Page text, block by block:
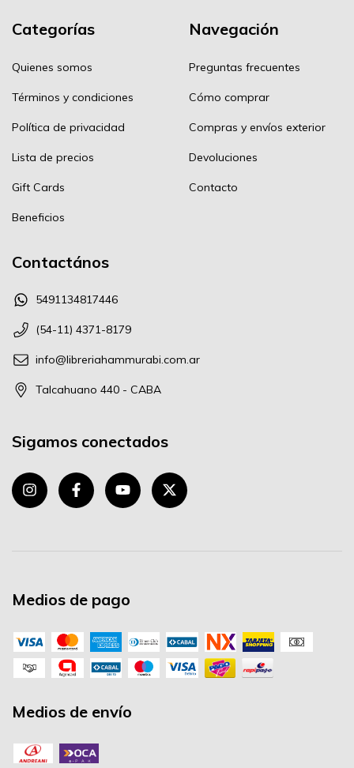
Categorías
Quienes somos
Términos y condiciones
Política de privacidad
Lista de precios
Gift Cards
Beneficios
Navegación
Preguntas frecuentes
Cómo comprar
Compras y envíos exterior
Devoluciones
Contacto
Contactános
5491134817446
(54-11) 4371-8179
info@libreriahammurabi.com.ar
Talcahuano 440 - CABA
Sigamos conectados
Medios de pago
Medios de envío